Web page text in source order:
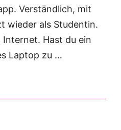
Verständlich, mit
wieder als Studentin.
Hast du ein
Laptop zu …